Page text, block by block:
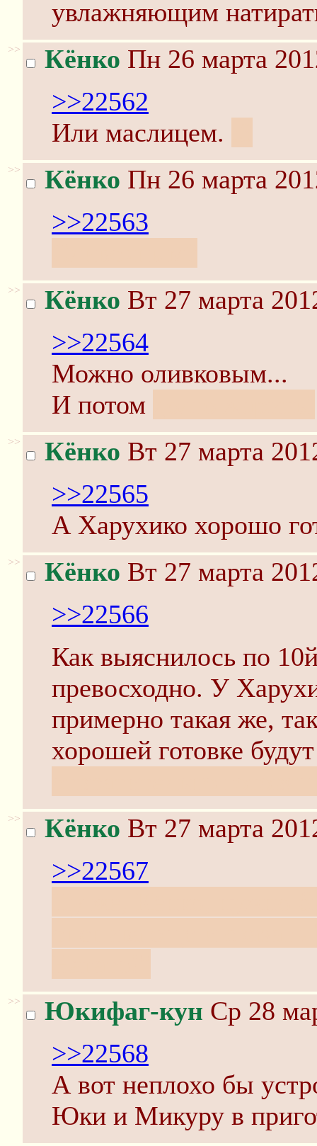
увлажняющим
>> Кёнко Пн 26 марта
>>22562
Или маслицем.
>> Кёнко Пн 26 марта
>>22563
>> Кёнко Вт 27 марта
>>22564
Можно оливковым...
И потом
>> Кёнко Вт 27 марта
>>22565
А Харухико хорошо
>> Кёнко Вт 27 марта
>>22566
Как выяснилось по
превосходно. У
примерно такая же,
хорошей готовке
>> Кёнко Вт 27 марта
>>22567
>> Юкифаг-кун Ср 28
>>22568
А вот неплохо бы
Юки и Микуру в